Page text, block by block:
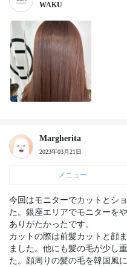
WAKU
Margherita
2023年03月21日
メニュー
今回はモニターでカットとシ
た。銀座エリアでモニターを
ありがたかったです。
カットの際は前髪カットと顔
ました。他にも髪の毛が少し
た。顔周りの髪の毛を韓国風